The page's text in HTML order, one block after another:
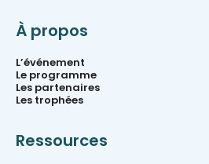
À propos
L’événement
Le programme
Les partenaires
Les trophées
Ressources